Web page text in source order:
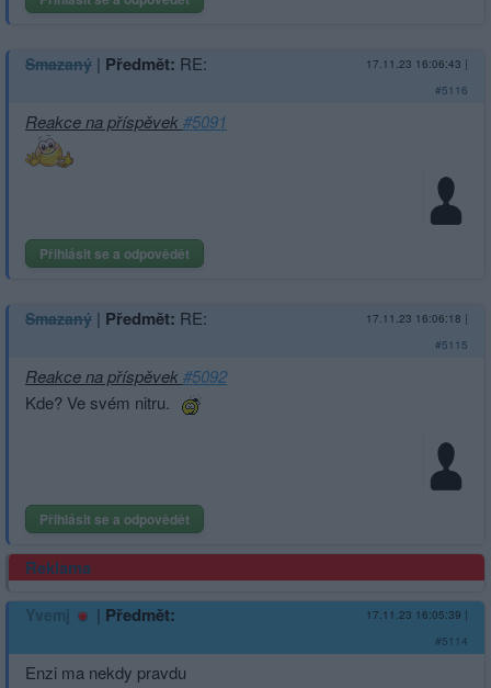
Smazaný | Předmět: RE: 17.11.23 16:06:43 |
#5116
Reakce na příspěvek#5091
Přihlásit se a odpovědět
Smazaný | Předmět: RE: 17.11.23 16:06:18 |
#5115
Reakce na příspěvek#5092
Kde? Ve svém nitru.
Přihlásit se a odpovědět
Reklama
Yvemj | Předmět: 17.11.23 16:05:39 |
#5114
Enzi ma nekdy pravdu